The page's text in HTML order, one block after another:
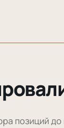
позиций до